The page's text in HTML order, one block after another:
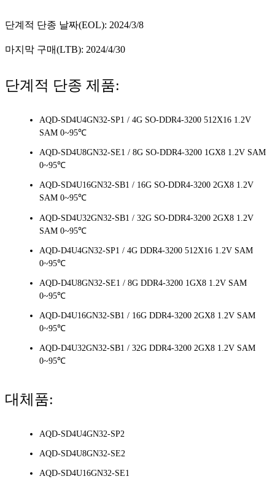
단계적 단종 날짜(EOL): 2024/3/8
마지막 구매(LTB): 2024/4/30
단계적 단종 제품:
AQD-SD4U4GN32-SP1 / 4G SO-DDR4-3200 512X16 1.2V
SAM 0~95℃
AQD-SD4U8GN32-SE1 / 8G SO-DDR4-3200 1GX8 1.2V SAM
0~95℃
AQD-SD4U16GN32-SB1 / 16G SO-DDR4-3200 2GX8 1.2V
SAM 0~95℃
AQD-SD4U32GN32-SB1 / 32G SO-DDR4-3200 2GX8 1.2V
SAM 0~95℃
AQD-D4U4GN32-SP1 / 4G DDR4-3200 512X16 1.2V SAM
0~95℃
AQD-D4U8GN32-SE1 / 8G DDR4-3200 1GX8 1.2V SAM
0~95℃
AQD-D4U16GN32-SB1 / 16G DDR4-3200 2GX8 1.2V SAM
0~95℃
AQD-D4U32GN32-SB1 / 32G DDR4-3200 2GX8 1.2V SAM
0~95℃
대체품:
AQD-SD4U4GN32-SP2
AQD-SD4U8GN32-SE2
AQD-SD4U16GN32-SE1